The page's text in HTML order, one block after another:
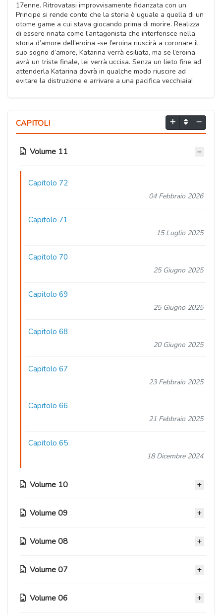
17enne. Ritrovatasi improvvisamente fidanzata con un
Principe si rende conto che la storia è uguale a quella di un
otome game a cui stava giocando prima di morire. Realizza
di essere rinata come l’antagonista che interferisce nella
storia d’amore dell’eroina -se l’eroina riuscirà a coronare il
suo sogno d’amore, Katarina verrà esiliata, ma se l’eroina
avrà un triste finale, lei verrà uccisa. Senza un lieto fine ad
attenderla Katarina dovrà in qualche modo riuscire ad
evitare la distruzione e arrivare a una pacifica vecchiaia!
CAPITOLI
Volume 11
Capitolo 72
04 Febbraio 2026
Capitolo 71
15 Luglio 2025
Capitolo 70
25 Giugno 2025
Capitolo 69
25 Giugno 2025
Capitolo 68
20 Giugno 2025
Capitolo 67
23 Febbraio 2025
Capitolo 66
21 Febbraio 2025
Capitolo 65
18 Dicembre 2024
Volume 10
Capitolo 64
11 Ottobre 2024
Volume 09
Capitolo 57
23 Gennaio 2024
Volume 08
Capitolo 50
Volume 07
Capitolo 41
Volume 06